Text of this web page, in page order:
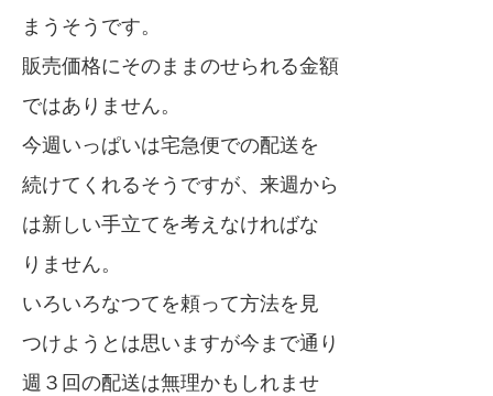
まうそうです。
販売価格にそのままのせられる金額
ではありません。
今週いっぱいは宅急便での配送を
続けてくれるそうですが、来週から
は新しい手立てを考えなければな
りません。
いろいろなつてを頼って方法を見
つけようとは思いますが今まで通り
週３回の配送は無理かもしれませ